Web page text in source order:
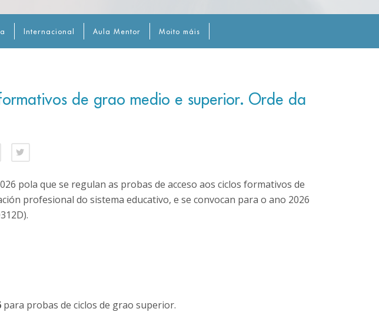
Internacional Aula Mentor Moito máis
de grao medio e superior. Orde da
pola que se regulan as probas de acceso aos ciclos formativos de
profesional do sistema educativo, e se convocan para o ano 2026
para probas de ciclos de grao superior.